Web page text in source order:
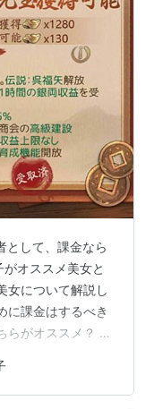
として、課金なら
オススメ美女と
女について解説し
に課金はするべき
らがオススメ？ 課
あるのか？ 冒頭
美女 雪山の少女は